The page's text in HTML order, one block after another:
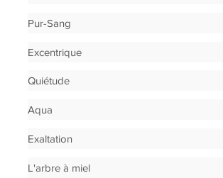
Pur-Sang
Excentrique
Quiétude
Aqua
Exaltation
L'arbre à miel